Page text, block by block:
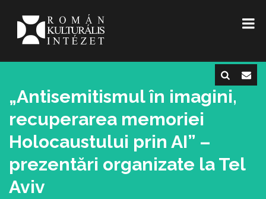
„Antisemitismul în imagini,
recuperarea memoriei
Holocaustului prin AI” –
prezentări organizate la Tel
Aviv